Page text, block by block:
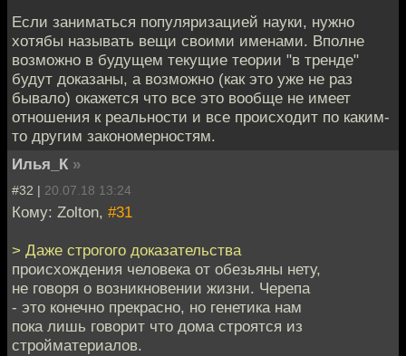
Если заниматься популяризацией науки, нужно
хотябы называть вещи своими именами. Вполне
возможно в будущем текущие теории "в тренде"
будут доказаны, а возможно (как это уже не раз
бывало) окажется что все это вообще не имеет
отношения к реальности и все происходит по каким-
то другим закономерностям.
Илья_К »
#32 | 20.07.18 13:24
Кому: Zolton, #31
> Даже строгого доказательства
происхождения человека от обезьяны нету,
не говоря о возникновении жизни. Черепа
- это конечно прекрасно, но генетика нам
пока лишь говорит что дома строятся из
стройматериалов.